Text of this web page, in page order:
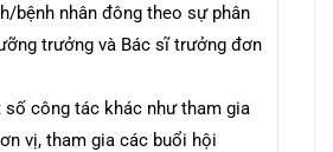
bệnh nhân đông theo sự phân
trưởng và Bác sĩ trưởng đơn
công tác khác như tham gia
vị, tham gia các buổi hội